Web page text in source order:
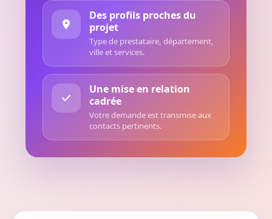
Des profils proches du
projet
Type de prestataire, département,
ville et services.
Une mise en relation
cadrée
Votre demande est transmise aux
contacts pertinents.